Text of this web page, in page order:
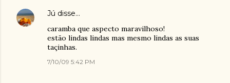
Jú disse…
caramba que aspecto maravilhoso!
estão lindas lindas mas mesmo lindas as suas
taçinhas.
7/10/09 5:42 PM